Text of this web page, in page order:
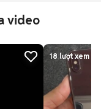
video
18lượt xem